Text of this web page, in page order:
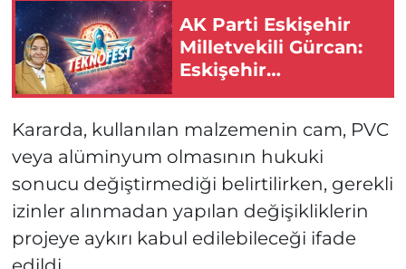
AK Parti Eskişehir
Milletvekili Gürcan:
Eskişehir
TEKNOFEST
Oluyor!
Kararda, kullanılan malzemenin cam, PVC
veya alüminyum olmasının hukuki
sonucu değiştirmediği belirtilirken, gerekli
izinler alınmadan yapılan değişikliklerin
projeye aykırı kabul edilebileceği ifade